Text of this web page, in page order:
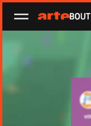
Ouvrir le menu